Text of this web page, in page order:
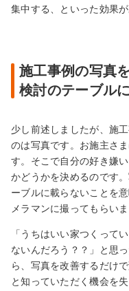
集中する、といった効果が
施工事例の写真
検討のテーブル
少し前述しましたが、施
のは写真です。お施主さ
す。そこで自分の好き嫌
かどうかを決めるのです
ーブルに載らないことを
メラマンに撮ってもらいま
「うちはいい家つくって
ないんだろう？？」と思
ら、写真を改善するだけ
と知っていただく機会を